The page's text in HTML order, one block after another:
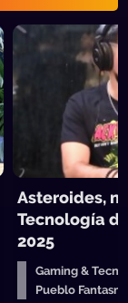
Asteroides,
Tecnología
2025
Gaming &
Pueblo